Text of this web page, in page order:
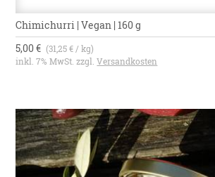
Chimichurri | Vegan | 160 g
5,00 € (31,25 € / kg)
inkl. 7% MwSt. zzgl.Versandkosten